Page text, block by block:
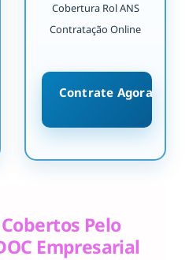
Cobertura Rol ANS
Contratação Online
Contrate Agora
Pelo
Empresarial